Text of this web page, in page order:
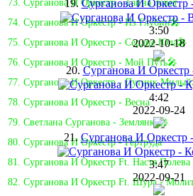
73. Сурганова И Оркестр - Тайна Зовет
74. Сурганова И Оркестр - Из Глубин🎤
75. Сурганова И Оркестр - Сердце Юла🎤
76. Сурганова И Оркестр - Мой Путь🎤
77. Сурганова И Оркестр - Путник
78. Сурганова И Оркестр - Весна
79. Светлана Сурганова - Землянка🎤
80. Сурганова И Оркестр - Гертруда
81. Cурганова И Оркестр Ft. Настя
82. Сурганова И Оркестр Ft. Шура -
19.Сурганова И Оркестр
3:50
2022-10-18
20. Сурганова И Оркестр
4:42
2022-09-24
21. Сурганова И Оркестр
3:47
2022-09-21